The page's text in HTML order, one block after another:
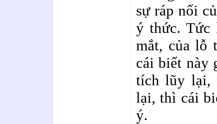
sự ráp nối
ý thức. Tức
mắt, của lỗ
cái biết này
tích lũy lại,
lại, thì cái
ý.